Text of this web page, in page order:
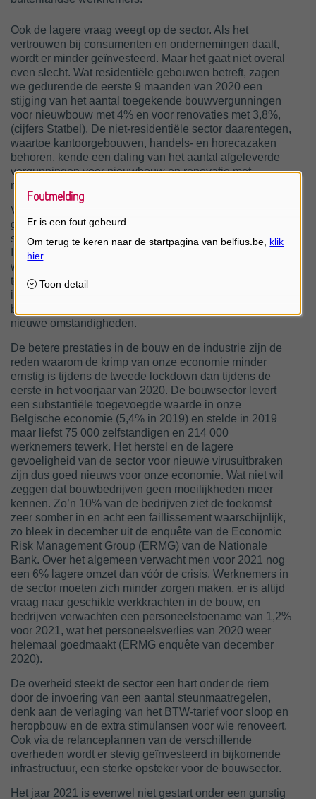
Ook de lagere vraag weegt op de sector. Als het
vertrouwen bij consumenten en ondernemingen daalt,
wordt er minder geïnvesteerd. Maar het gaat niet overal
even slecht. Wat residentiële gebouwen betreft, zagen
we gedurende de eerste 9 maanden van 2020 een
stijging van het aantal toegekende bouwvergunningen
voor nieuwbouw met 4% en voor renovaties met 3,8%,
(cijfers Statbel). De niet-residentiële sector daarentegen,
waartoe kantoorgebouwen, handels- en horecazaken
behoren, kende een daling van het aantal afgeleverde
vergunningen voor nieuwbouw en renovatie met
respectievelijk 5% en 8%.
Vanaf september zagen we bij onze bouwbedrijven
gelukkig een volledig herstel, met een grotere omzet in
september, oktober en november ten opzichte van 2019.
In november is er geen impact van de tweede lockdown
waarneembaar, hoewel we in december een kleine
terugval zien. Het verschil met de eerste lockdown is
immens, waaruit we kunnen concluderen dat de
bouwsector zich efficiënt aangepast heeft aan de
nieuwe omstandigheden.
De betere prestaties in de bouw en de industrie zijn de
reden waarom de krimp van onze economie minder
ernstig is tijdens de tweede lockdown dan tijdens de
eerste in het voorjaar van 2020. De bouwsector levert
een substantiële toegevoegde waarde in onze
Belgische economie (5,4% in 2019) en stelde in 2019
maar liefst 75 000 zelfstandigen en 214 000
werknemers tewerk. Het herstel en de lagere
gevoeligheid van de sector voor nieuwe virusuitbraken
zijn dus goed nieuws voor onze economie. Wat niet wil
zeggen dat bouwbedrijven geen moeilijkheden meer
kennen. Zo’n 10% van de bedrijven ziet de toekomst
zeer somber in en acht een faillissement waarschijnlijk,
zo bleek in december uit de enquête van de Economic
Risk Management Group (ERMG) van de Nationale
Bank. Over het algemeen verwacht men voor 2021 nog
een 6% lagere omzet dan vóór de crisis. Werknemers in
de sector moeten zich minder zorgen maken, er is altijd
vraag naar geschikte werkkrachten in de bouw, en
bedrijven verwachten een personeelstoename van 1,2%
voor 2021, wat het personeelsverlies van 2020 weer
helemaal goedmaakt (ERMG enquête van december
2020).
De overheid steekt de sector een hart onder de riem
door de invoering van een aantal steunmaatregelen,
denk aan de verlaging van het BTW-tarief voor sloop en
heropbouw en de extra stimulansen voor wie renoveert.
Ook via de relanceplannen van de verschillende
overheden wordt er stevig geïnvesteerd in bijkomende
infrastructuur, een sterke opsteker voor de bouwsector.
Het jaar 2021 is evenwel niet gestart onder een gunstig
Foutmelding
Er is een fout gebeurd